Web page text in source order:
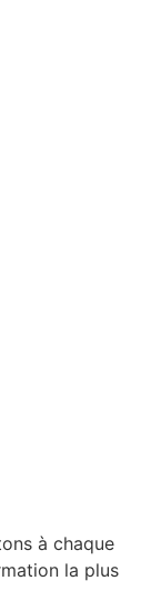
à chaque
la plus